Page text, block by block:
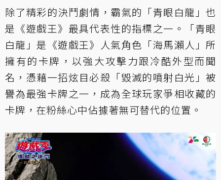
除了精彩的決鬥劇情，霸氣的「青眼白龍」也
是《遊戲王》最具代表性的指標之一。「青眼
白龍」是《遊戲王》人氣角色「海馬瀨人」所
擁有的卡牌，以強大攻擊力跟冷酷外型而聞
名，憑藉一招炫目必殺「毀滅的噴射白光」被
譽為最強卡牌之一，成為全球玩家爭相收藏的
卡牌，在粉絲心中佔據著無可替代的位置。